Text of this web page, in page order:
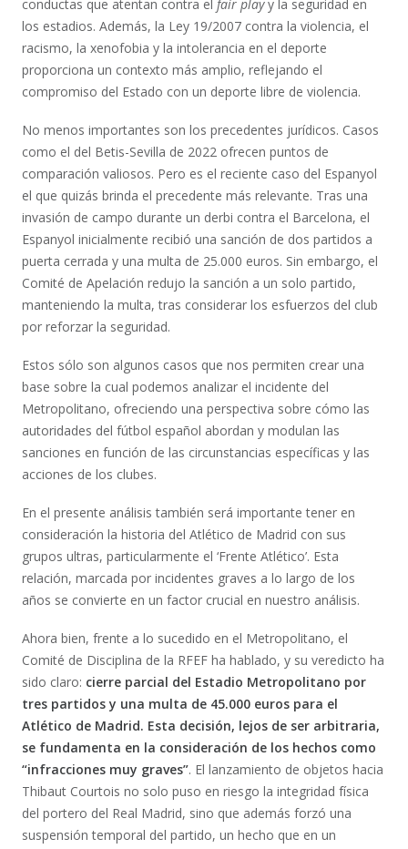
conductas que atentan contra el fair playy la seguridad en
los estadios. Además, la Ley 19/2007 contra la violencia, el
racismo, la xenofobia y la intolerancia en el deporte
proporciona un contexto más amplio, reflejando el
compromiso del Estado con un deporte libre de violencia.
No menos importantes son los precedentes jurídicos. Casos
como el del Betis-Sevilla de 2022 ofrecen puntos de
comparación valiosos. Pero es el reciente caso del Espanyol
el que quizás brinda el precedente más relevante. Tras una
invasión de campo durante un derbi contra el Barcelona, el
Espanyol inicialmente recibió una sanción de dos partidos a
puerta cerrada y una multa de 25.000 euros. Sin embargo, el
Comité de Apelación redujo la sanción a un solo partido,
manteniendo la multa, tras considerar los esfuerzos del club
por reforzar la seguridad.
Estos sólo son algunos casos que nos permiten crear una
base sobre la cual podemos analizar el incidente del
Metropolitano, ofreciendo una perspectiva sobre cómo las
autoridades del fútbol español abordan y modulan las
sanciones en función de las circunstancias específicas y las
acciones de los clubes.
En el presente análisis también será importante tener en
consideración la historia del Atlético de Madrid con sus
grupos ultras, particularmente el ‘Frente Atlético’. Esta
relación, marcada por incidentes graves a lo largo de los
años se convierte en un factor crucial en nuestro análisis.
Ahora bien, frente a lo sucedido en el Metropolitano, el
Comité de Disciplina de la RFEF ha hablado, y su veredicto ha
sido claro: cierre parcial del Estadio Metropolitano por
tres partidos y una multa de 45.000 euros para el
Atlético de Madrid. Esta decisión, lejos de ser arbitraria,
se fundamenta en la consideración de los hechos como
“infracciones muy graves”. El lanzamiento de objetos hacia
Thibaut Courtois no solo puso en riesgo la integridad física
del portero del Real Madrid, sino que además forzó una
suspensión temporal del partido, un hecho que en un